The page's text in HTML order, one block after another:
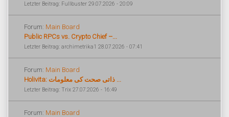
Letzter Beitrag: Fullbuster 29.07.2026 - 20:09
Forum: Main Board
Public RPCs vs. Crypto Chief –...
Letzter Beitrag: archimetrika1 28.07.2026 - 07:41
Forum: Main Board
Holivita: ذاتی صحت کی معلومات ...
Letzter Beitrag: Trix 27.07.2026 - 16:49
Forum: Main Board